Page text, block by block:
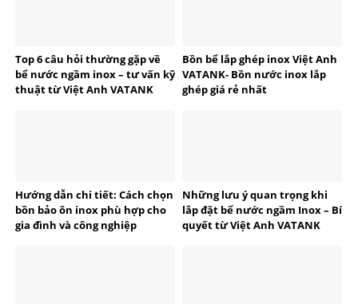
Top 6 câu hỏi thường gặp về
bể nước ngầm inox – tư vấn kỹ
thuật từ Việt Anh VATANK
Bồn bể lắp ghép inox Việt Anh
VATANK- Bồn nước inox lắp
ghép giá rẻ nhất
Hướng dẫn chi tiết: Cách chọn
bồn bảo ôn inox phù hợp cho
gia đình và công nghiệp
Những lưu ý quan trọng khi
lắp đặt bể nước ngầm Inox – Bí
quyết từ Việt Anh VATANK